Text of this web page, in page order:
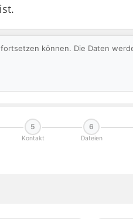
können. Die Daten
5
Kontakt
6
Dateien